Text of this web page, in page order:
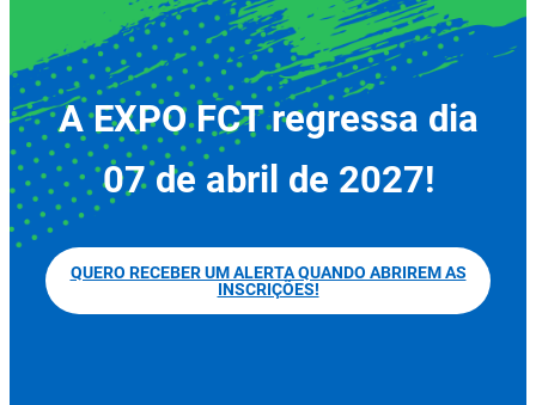
A EXPO FCT regressa dia
07 de abril de 2027!
QUERO RECEBER UM ALERTA QUANDO ABRIREM AS
INSCRIÇÕES!